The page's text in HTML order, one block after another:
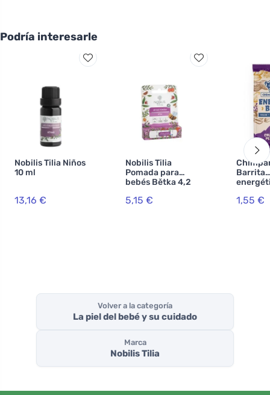
Podría interesarle
Nobilis Tilia Niños
10 ml
13,16 €
Nobilis Tilia
Pomada para
bebés Bětka 4,2
5,15 €
Barrita
1,55 €
Volver a la categoría
La piel del bebé y su cuidado
Marca
Nobilis Tilia